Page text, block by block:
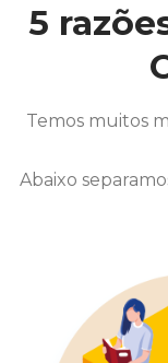
5
Temos muitos
Abaixo